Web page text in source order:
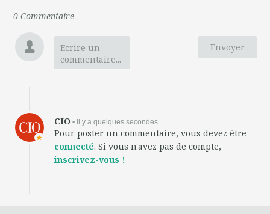
0 Commentaire
Envoyer
Ecrire un
commentaire...
CIO • il y a quelques secondes
Pour poster un commentaire, vous devez être
connecté. Si vous n'avez pas de compte,
inscrivez-vous !